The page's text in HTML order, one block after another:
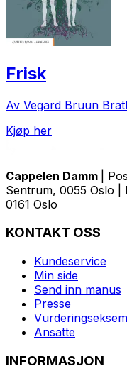
Frisk
Av Vegard Bruun
Kjøp her
Cappelen Damm
|
Sentrum, 0055 Oslo |
0161 Oslo
KONTAKT OSS
Kundeservice
Min side
Send inn manus
Presse
Ansatte
INFORMASJON